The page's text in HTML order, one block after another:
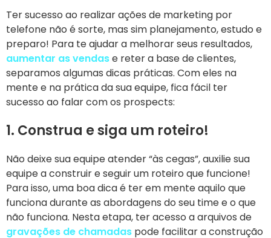
Ter sucesso ao realizar ações de marketing por
telefone não é sorte, mas sim planejamento, estudo e
preparo! Para te ajudar a melhorar seus resultados,
aumentar as vendase reter a base de clientes,
separamos algumas dicas práticas. Com eles na
mente e na prática da sua equipe, fica fácil ter
sucesso ao falar com os prospects:
1. Construa e siga um roteiro!
Não deixe sua equipe atender “às cegas”, auxilie sua
equipe a construir e seguir um roteiro que funcione!
Para isso, uma boa dica é ter em mente aquilo que
funciona durante as abordagens do seu time e o que
não funciona. Nesta etapa, ter acesso a arquivos de
gravações de chamadas pode facilitar a construção